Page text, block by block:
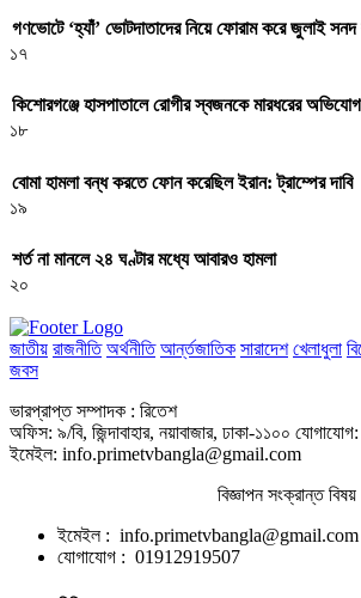
গণভোটে ‘হ্যাঁ’ ভোটদাতাদের নিয়ে ফোরাম করে জুলাই সনদ
১৭
কিশোরগঞ্জে হাসপাতালে রোগীর স্বজনকে মারধরের
১৮
বোমা হামলা বন্ধ করতে ফোন করেছিল ইরান: ট্রাম্পের দাবি
১৯
শর্ত না মানলে ২৪ ঘণ্টার মধ্যে আবারও হামলা
২০
জাতীয় রাজনীতি অর্থনীতি আর্ন্তজাতিক সারাদেশ খেলাধুলা
জবস
ভারপ্রাপ্ত সম্পাদক : রিতেশ
অফিস: ৯/বি, জিন্দাবাহার, নয়াবাজার, ঢাকা-১১০০
ইমেইল: info.primetvbangla@gmail.com
বিজ্ঞাপন সংক্রান্ত বিষয়
ইমেইল : info.primetvbangla@gmail.com
যোগাযোগ : 01912919507